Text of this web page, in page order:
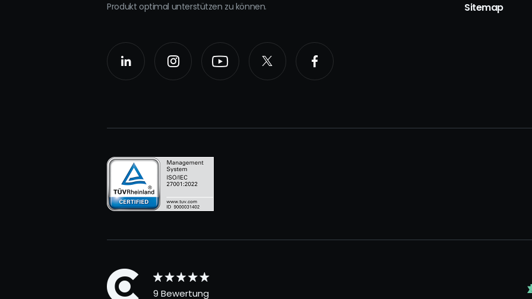
Produkt optimal unterstützen zu können.
Sitemap
9 Bewertung